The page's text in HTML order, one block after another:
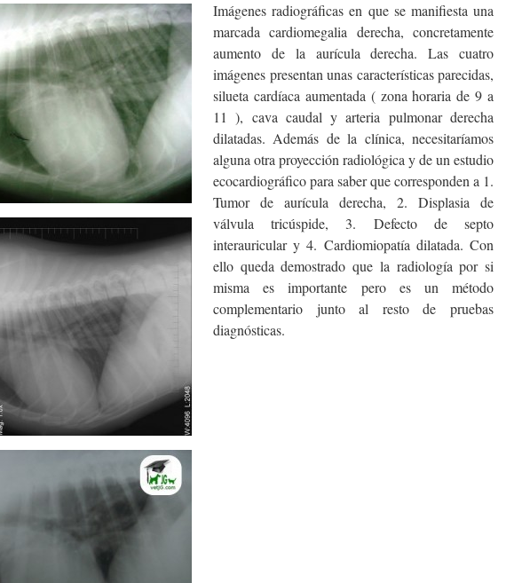
Imágenes radiográficas en que se manifiesta una
marcada cardiomegalia derecha, concretamente
aumento de la aurícula derecha. Las cuatro
imágenes presentan unas características parecidas,
silueta cardíaca aumentada ( zona horaria de 9 a
11 ), cava caudal y arteria pulmonar derecha
dilatadas. Además de la clínica, necesitaríamos
alguna otra proyección radiológica y de un estudio
ecocardiográfico para saber que corresponden a 1.
Tumor de aurícula derecha, 2. Displasia de
válvula tricúspide, 3. Defecto de septo
interauricular y 4. Cardiomiopatía dilatada. Con
ello queda demostrado que la radiología por si
misma es importante pero es un método
complementario junto al resto de pruebas
diagnósticas.